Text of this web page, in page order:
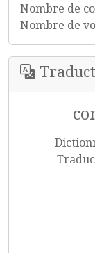
Nombre de
Nombre de